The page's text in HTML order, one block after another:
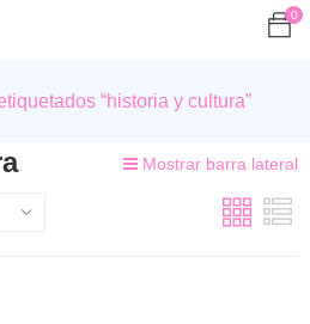
0
“historia y cultura”
Mostrar barra lateral